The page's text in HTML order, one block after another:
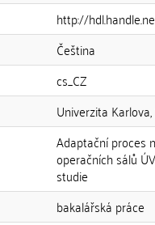
http://
Čeština
cs_CZ
Univerzita Karlova,
Adaptační proces
operačních sálů
studie
bakalářská práce